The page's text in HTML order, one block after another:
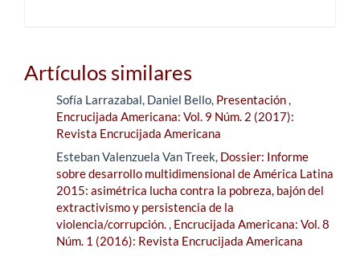
Artículos similares
Sofía Larrazabal, Daniel Bello, Presentación,
Encrucijada Americana: Vol. 9 Núm. 2 (2017):
Revista Encrucijada Americana
Esteban Valenzuela Van Treek, Dossier: Informe
sobre desarrollo multidimensional de América Latina
2015: asimétrica lucha contra la pobreza, bajón del
extractivismo y persistencia de la
violencia/corrupción., Encrucijada Americana: Vol. 8
Núm. 1 (2016): Revista Encrucijada Americana